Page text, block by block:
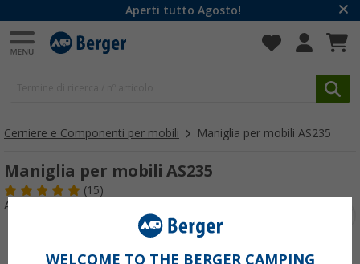
Aperti tutto Agosto!
Cerniere e Componenti per mobili Maniglia per mobili AS235
Maniglia per mobili AS235
(15)
Articolo n: 259780
WELCOME TO THE BERGER CAMPING